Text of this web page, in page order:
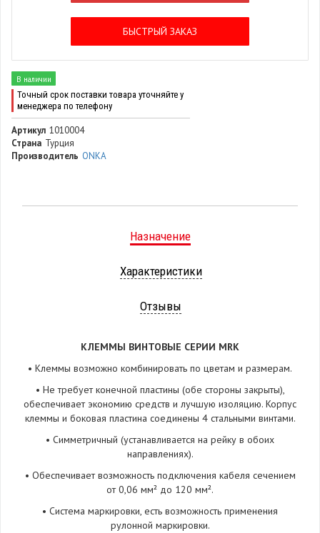
БЫСТРЫЙ ЗАКАЗ
В наличии
Точный срок поставки товара уточняйте у
менеджера по телефону
Артикул 1010004
Страна Турция
Производитель ONKA
Назначение
Характеристики
Отзывы
КЛЕММЫ ВИНТОВЫЕ СЕРИИ MRK
• Клеммы возможно комбинировать по цветам и размерам.
• Не требует конечной пластины (обе стороны закрыты),
обеспечивает экономию средств и лучшую изоляцию. Корпус
клеммы и боковая пластина соединены 4 стальными винтами.
• Симметричный (устанавливается на рейку в обоих
направлениях).
• Обеспечивает возможность подключения кабеля сечением
от 0,06 мм² до 120 мм².
• Система маркировки, есть возможность применения
рулонной маркировки.